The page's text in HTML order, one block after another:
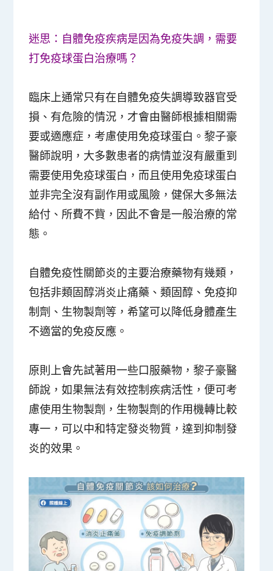
迷思：自體免疫疾病是因為免疫失調，需要
打免疫球蛋白治療嗎？
臨床上通常只有在自體免疫失調導致器官受
損、有危險的情況，才會由醫師根據相關需
要或適應症，考慮使用免疫球蛋白。黎子豪
醫師說明，大多數患者的病情並沒有嚴重到
需要使用免疫球蛋白，而且使用免疫球蛋白
並非完全沒有副作用或風險，健保大多無法
給付、所費不貲，因此不會是一般治療的常
態。
自體免疫性關節炎的主要治療藥物有幾類，
包括非類固醇消炎止痛藥、類固醇、免疫抑
制劑、生物製劑等，希望可以降低身體產生
不適當的免疫反應。
原則上會先試著用一些口服藥物，黎子豪醫
師說，如果無法有效控制疾病活性，便可考
慮使用生物製劑，生物製劑的作用機轉比較
專一，可以中和特定發炎物質，達到抑制發
炎的效果。